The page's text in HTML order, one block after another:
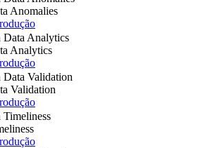
Anomalies
Data Analytics
Analytics
Data Validation
Validation
Timeliness